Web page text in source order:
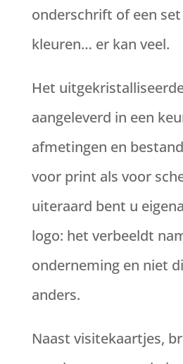
onderschrift of een
kleuren… er kan veel.
Het
aangeleverd in een
afmetingen en
voor print als voor
uiteraard bent u
logo: het verbeeldt
onderneming en niet
anders.
Naast visitekaartjes,